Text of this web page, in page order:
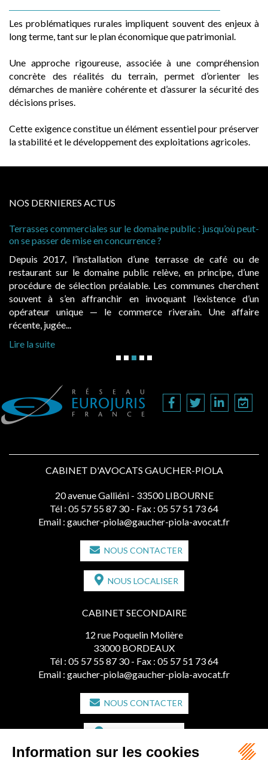
Les problématiques rurales impliquent souvent des enjeux à
long terme, tant sur le plan économique que patrimonial.
Une approche rigoureuse, associée à une compréhension
concrète des réalités du terrain, permet d’orienter les
démarches de manière cohérente et d’assurer la sécurité des
décisions prises.
Cette exigence constitue un élément essentiel pour préserver
la stabilité et le développement des exploitations agricoles.
NOS DERNIERES ACTUS
Terrasses commerciales sur le domaine public : jusqu’où peut-
on se passer de mise en concurrence ?
Depuis 2017, l’installation d’une terrasse de café ou de
restaurant sur le domaine public relève, en principe, d’une
procédure de sélection préalable. Les communes cherchent
souvent à s’en affranchir en invoquant l’existence d’un
opérateur unique — le commerce riverain. Une affaire
récente, jugée...
Lire la suite
CABINET D'AVOCATS GAUCHER-PIOLA
20 avenue Galliéni - 33500 LIBOURNE
Tél : 05 57 55 87 30 - Fax : 05 57 51 73 64
Email : gaucher-piola@gaucher-piola-avocat.fr
NOUS CONTACTER
NOUS LOCALISER
CABINET SECONDAIRE
12 rue Poquelin Molière
33000 BORDEAUX
Tél : 05 57 55 87 30 - Fax : 05 57 51 73 64
Email : gaucher-piola@gaucher-piola-avocat.fr
NOUS CONTACTER